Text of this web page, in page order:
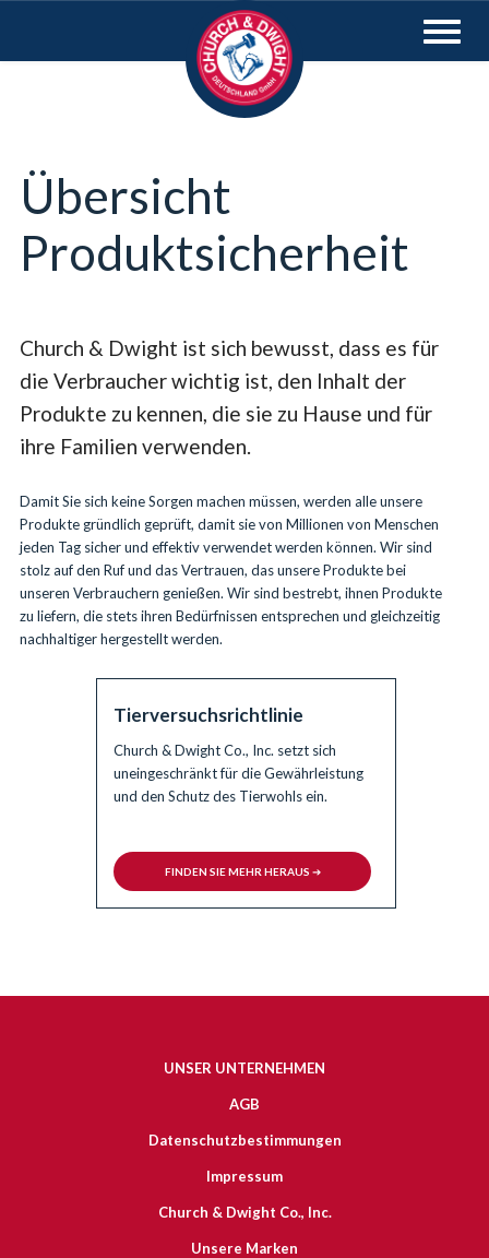
Übersicht
Produktsicherheit
Church & Dwight ist sich bewusst, dass es für
die Verbraucher wichtig ist, den Inhalt der
Produkte zu kennen, die sie zu Hause und für
ihre Familien verwenden.
Damit Sie sich keine Sorgen machen müssen, werden alle unsere
Produkte gründlich geprüft, damit sie von Millionen von Menschen
jeden Tag sicher und effektiv verwendet werden können. Wir sind
stolz auf den Ruf und das Vertrauen, das unsere Produkte bei
unseren Verbrauchern genießen. Wir sind bestrebt, ihnen Produkte
zu liefern, die stets ihren Bedürfnissen entsprechen und gleichzeitig
nachhaltiger hergestellt werden.
Tierversuchsrichtlinie
Church & Dwight Co., Inc. setzt sich
uneingeschränkt für die Gewährleistung
und den Schutz des Tierwohls ein.
FINDEN SIE MEHR HERAUS
UNSER UNTERNEHMEN
AGB
Datenschutzbestimmungen
Impressum
Church & Dwight Co., Inc.
Unsere Marken